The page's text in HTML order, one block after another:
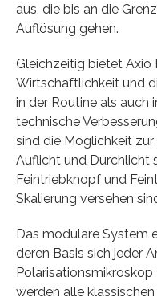
aus, die bis an die
Auflösung gehen.
Gleichzeitig bietet Axio
Wirtschaftlichkeit und
in der Routine als auch
technische
sind die Möglichkeit
Auflicht und Durchlicht
Feintriebknopf und
Skalierung versehen
Das modulare System
deren Basis sich jeder
werden alle